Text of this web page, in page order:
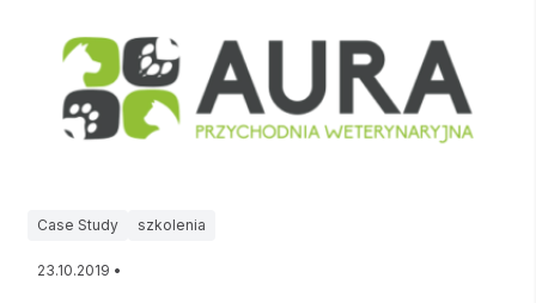
Case Study szkolenia
23.10.2019 •